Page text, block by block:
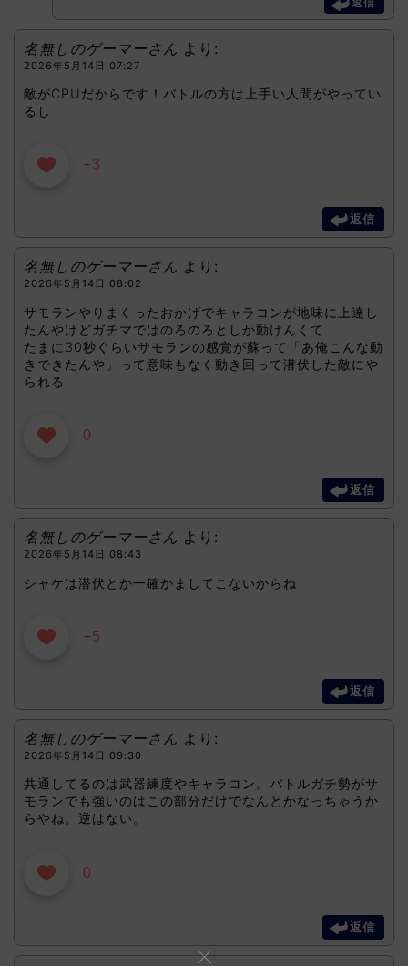
返信
名無しのゲーマーさん より:
2026年5月14日 07:27
敵がCPUだからです！バトルの方は上手い人間がやってい
るし
+3
返信
名無しのゲーマーさん より:
2026年5月14日 08:02
サモランやりまくったおかげでキャラコンが地味に上達し
たんやけどガチマではのろのろとしか動けんくて
たまに30秒ぐらいサモランの感覚が蘇って「あ俺こんな動
きできたんや」って意味もなく動き回って潜伏した敵にや
られる
0
返信
名無しのゲーマーさん より:
2026年5月14日 08:43
シャケは潜伏とか一確かましてこないからね
+5
返信
名無しのゲーマーさん より:
2026年5月14日 09:30
共通してるのは武器練度やキャラコン。バトルガチ勢がサ
モランでも強いのはこの部分だけでなんとかなっちゃうか
らやね。逆はない。
0
返信